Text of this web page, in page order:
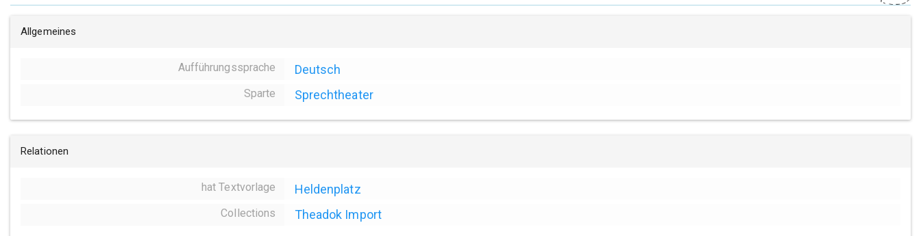
Allgemeines
Aufführungssprache Deutsch
Sparte Sprechtheater
Relationen
hat Textvorlage Heldenplatz
Collections Theadok Import